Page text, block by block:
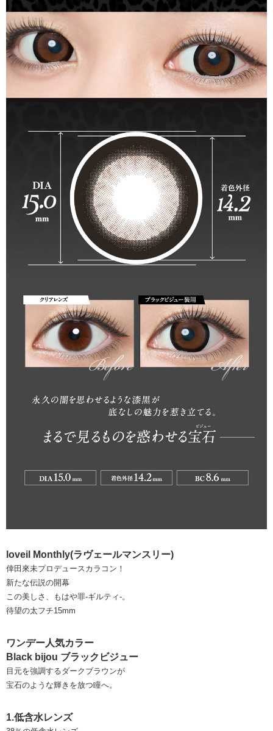
loveil Monthly(ラヴェールマンスリー)
倖田來未プロデュースカラコン！
新たな伝説の開幕
この美しさ、もはや罪-ギルティ-。
待望の太フチ15mm
ワンデー人気カラー
Black bijou ブラックビジュー
目元を強調するダークブラウンが
宝石のような輝きを放つ瞳へ。
1.低含水レンズ